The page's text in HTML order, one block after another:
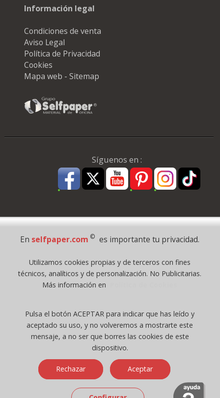
Información legal
Condiciones de venta
Aviso Legal
Política de Privacidad
Cookies
Mapa web - Sitemap
Síguenos en :
Pago Seguro
Todos los derechos reservados
©selfpaper.com, y las webs de ©gruposelfpaper.org están gestionadas, y
Registro Mercantil de Valencia ( España ) CEE:
Tomo 7263, Libro 4565, Folio 1, Sección 8, Hoja V-85203.
Móvil / Tablet - Bot mozilla/5.0 (linux; android 14; pixel 8)
applewebkit/537.36 (khtml, like gecko) chrome/131.0.0.0 mobile
Chrome
En selfpaper.com © es importante tu privacidad.
Utilizamos cookies propias y de terceros con fines
técnicos, analíticos y de personalización. No Publicitarias.
Más información en
Pulsa el botón ACEPTAR para indicar que has leído y
aceptado su uso, y no volveremos a mostrarte este
mensaje, a no ser que borres las cookies de este
dispositivo.
Rechazar Aceptar